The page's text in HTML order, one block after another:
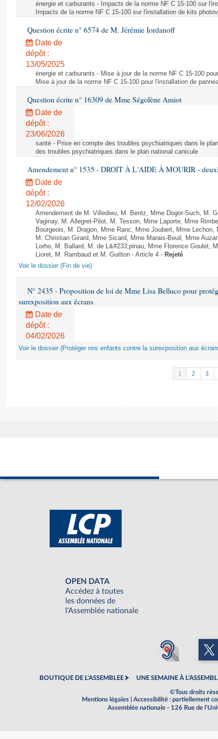
énergie et carburants - Impacts de la norme NF C 15-100 sur
Impacts de la norme NF C 15-100 sur l'installation de kits
Question écrite n° 6574 de M. Jérémie Iordanoff
Date de
dépôt :
13/05/2025
énergie et carburants - Mise à jour de la norme NF C 15-100
Mise à jour de la norme NF C 15-100 pour l'installation de
Question écrite n° 16309 de Mme Ségolène Amiot
Date de
dépôt :
23/06/2026
santé - Prise en compte des troubles psychiatriques dans le
des troubles psychiatriques dans le plan national canicule
Amendement n° 1535 - DROIT À L'AIDE À MOURIR -
Date de
dépôt :
12/02/2026
Amendement de M. Villedieu, M. Bentz, Mme Dogor-Such, M.
Vaginay, M. Allegret-Pilot, M. Tesson, Mme Laporte, Mme
Bourgeois, M. Dragon, Mme Ranc, Mme Joubert, Mme
M. Christian Girard, Mme Sicard, Mme Marais-Beuil, Mme
Lorho, M. Ballard, M. de L&#233;pinau, Mme Florence Goulet,
Lioret, M. Rambaud et M. Guitton - Article 4 - Rejeté
Voir le dossier (Fin de vie)
N° 2435 - Proposition de loi de Mme Lisa Belluco pour
surexposition aux écrans
Date de
dépôt :
04/02/2026
Voir le dossier (Protéger nos enfants contre la surexposition aux
1 2 3
OPEN DATA
Accédez à toutes
les données de
l'Assemblée nationale
BOUTIQUE DE L'ASSEMBLEE UNE SEMAINE À
©Tous droits
Mentions légales
Accessibilité : partiellement
Assemblée nationale - 126 Rue de